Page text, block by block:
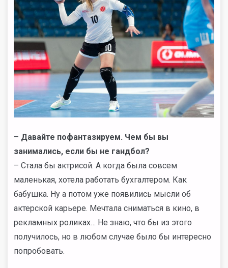
– Давайте пофантазируем. Чем бы вы
занимались, если бы не гандбол?
– Стала бы актрисой. А когда была совсем
маленькая, хотела работать бухгалтером. Как
бабушка. Ну а потом уже появились мысли об
актерской карьере. Мечтала сниматься в кино, в
рекламных роликах… Не знаю, что бы из этого
получилось, но в любом случае было бы интересно
попробовать.